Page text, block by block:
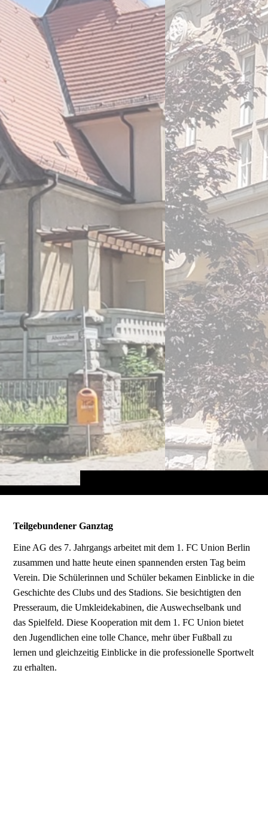
Teilgebundener Ganztag
Eine AG des 7. Jahrgangs arbeitet mit dem 1. FC Union Berlin
zusammen und hatte heute einen spannenden ersten Tag beim
Verein. Die Schülerinnen und Schüler bekamen Einblicke in die
Geschichte des Clubs und des Stadions. Sie besichtigten den
Presseraum, die Umkleidekabinen, die Auswechselbank und
das Spielfeld. Diese Kooperation mit dem 1. FC Union bietet
den Jugendlichen eine tolle Chance, mehr über Fußball zu
lernen und gleichzeitig Einblicke in die professionelle Sportwelt
zu erhalten.